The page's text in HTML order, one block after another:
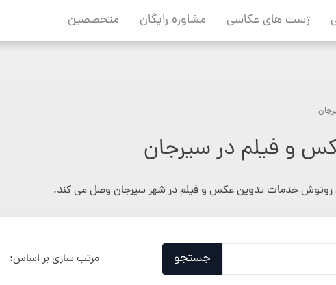
ژست های عکاسی مشاوره رایگان متخصصین
و فیلم در سیرجان
روتوش خدمات تدوین عکس و فیلم در شهر سیرجان وصل می کند.
جستجو مرتب سازی بر اساس: